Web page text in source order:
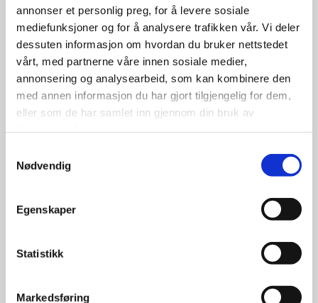
annonser et personlig preg, for å levere sosiale
mediefunksjoner og for å analysere trafikken vår. Vi deler
dessuten informasjon om hvordan du bruker nettstedet
vårt, med partnerne våre innen sosiale medier,
annonsering og analysearbeid, som kan kombinere den
med annen informasjon du har gjort tilgjengelig for dem,
eller som de har samlet inn gjennom din bruk av
Nødvendig
Egenskaper
Statistikk
Markedsføring
Landsail LS388 155/80R13 79T